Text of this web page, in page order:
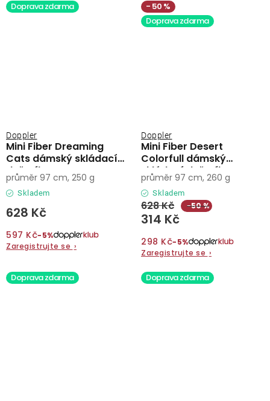
Doprava zdarma
Mini Fiber Dreaming
Cats dámský skládací
deštník
Doppler
Skladem
628 Kč
597 Kč−5%
Zaregistrujte se ›
průměr 97 cm, 250 g
50 %
Doprava zdarma
Mini Fiber Desert
Colorfull dámský
skládací deštník
Doppler
Skladem
314 Kč
628 Kč −50 %
298 Kč−5%
Zaregistrujte se ›
průměr 97 cm, 260 g
Doprava zdarma Doprava zdarma